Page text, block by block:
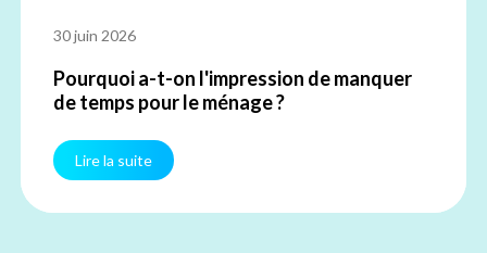
30 juin 2026
Pourquoi a-t-on l'impression de manquer
de temps pour le ménage ?
Lire la suite